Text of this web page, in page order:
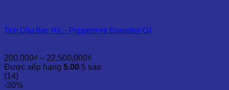
Tinh Dầu Bạc Hà – Peppermint Essential Oil
200,000₫ – 22,500,000₫
giá:
Được xếp hạng 5.00 5 sao
(14)
-20%